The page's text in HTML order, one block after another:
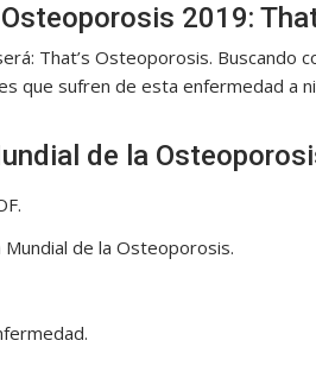
2019:
That’s Osteoporosis. Buscando
que sufren de esta enfermedad a
de la
de la Osteoporosis.